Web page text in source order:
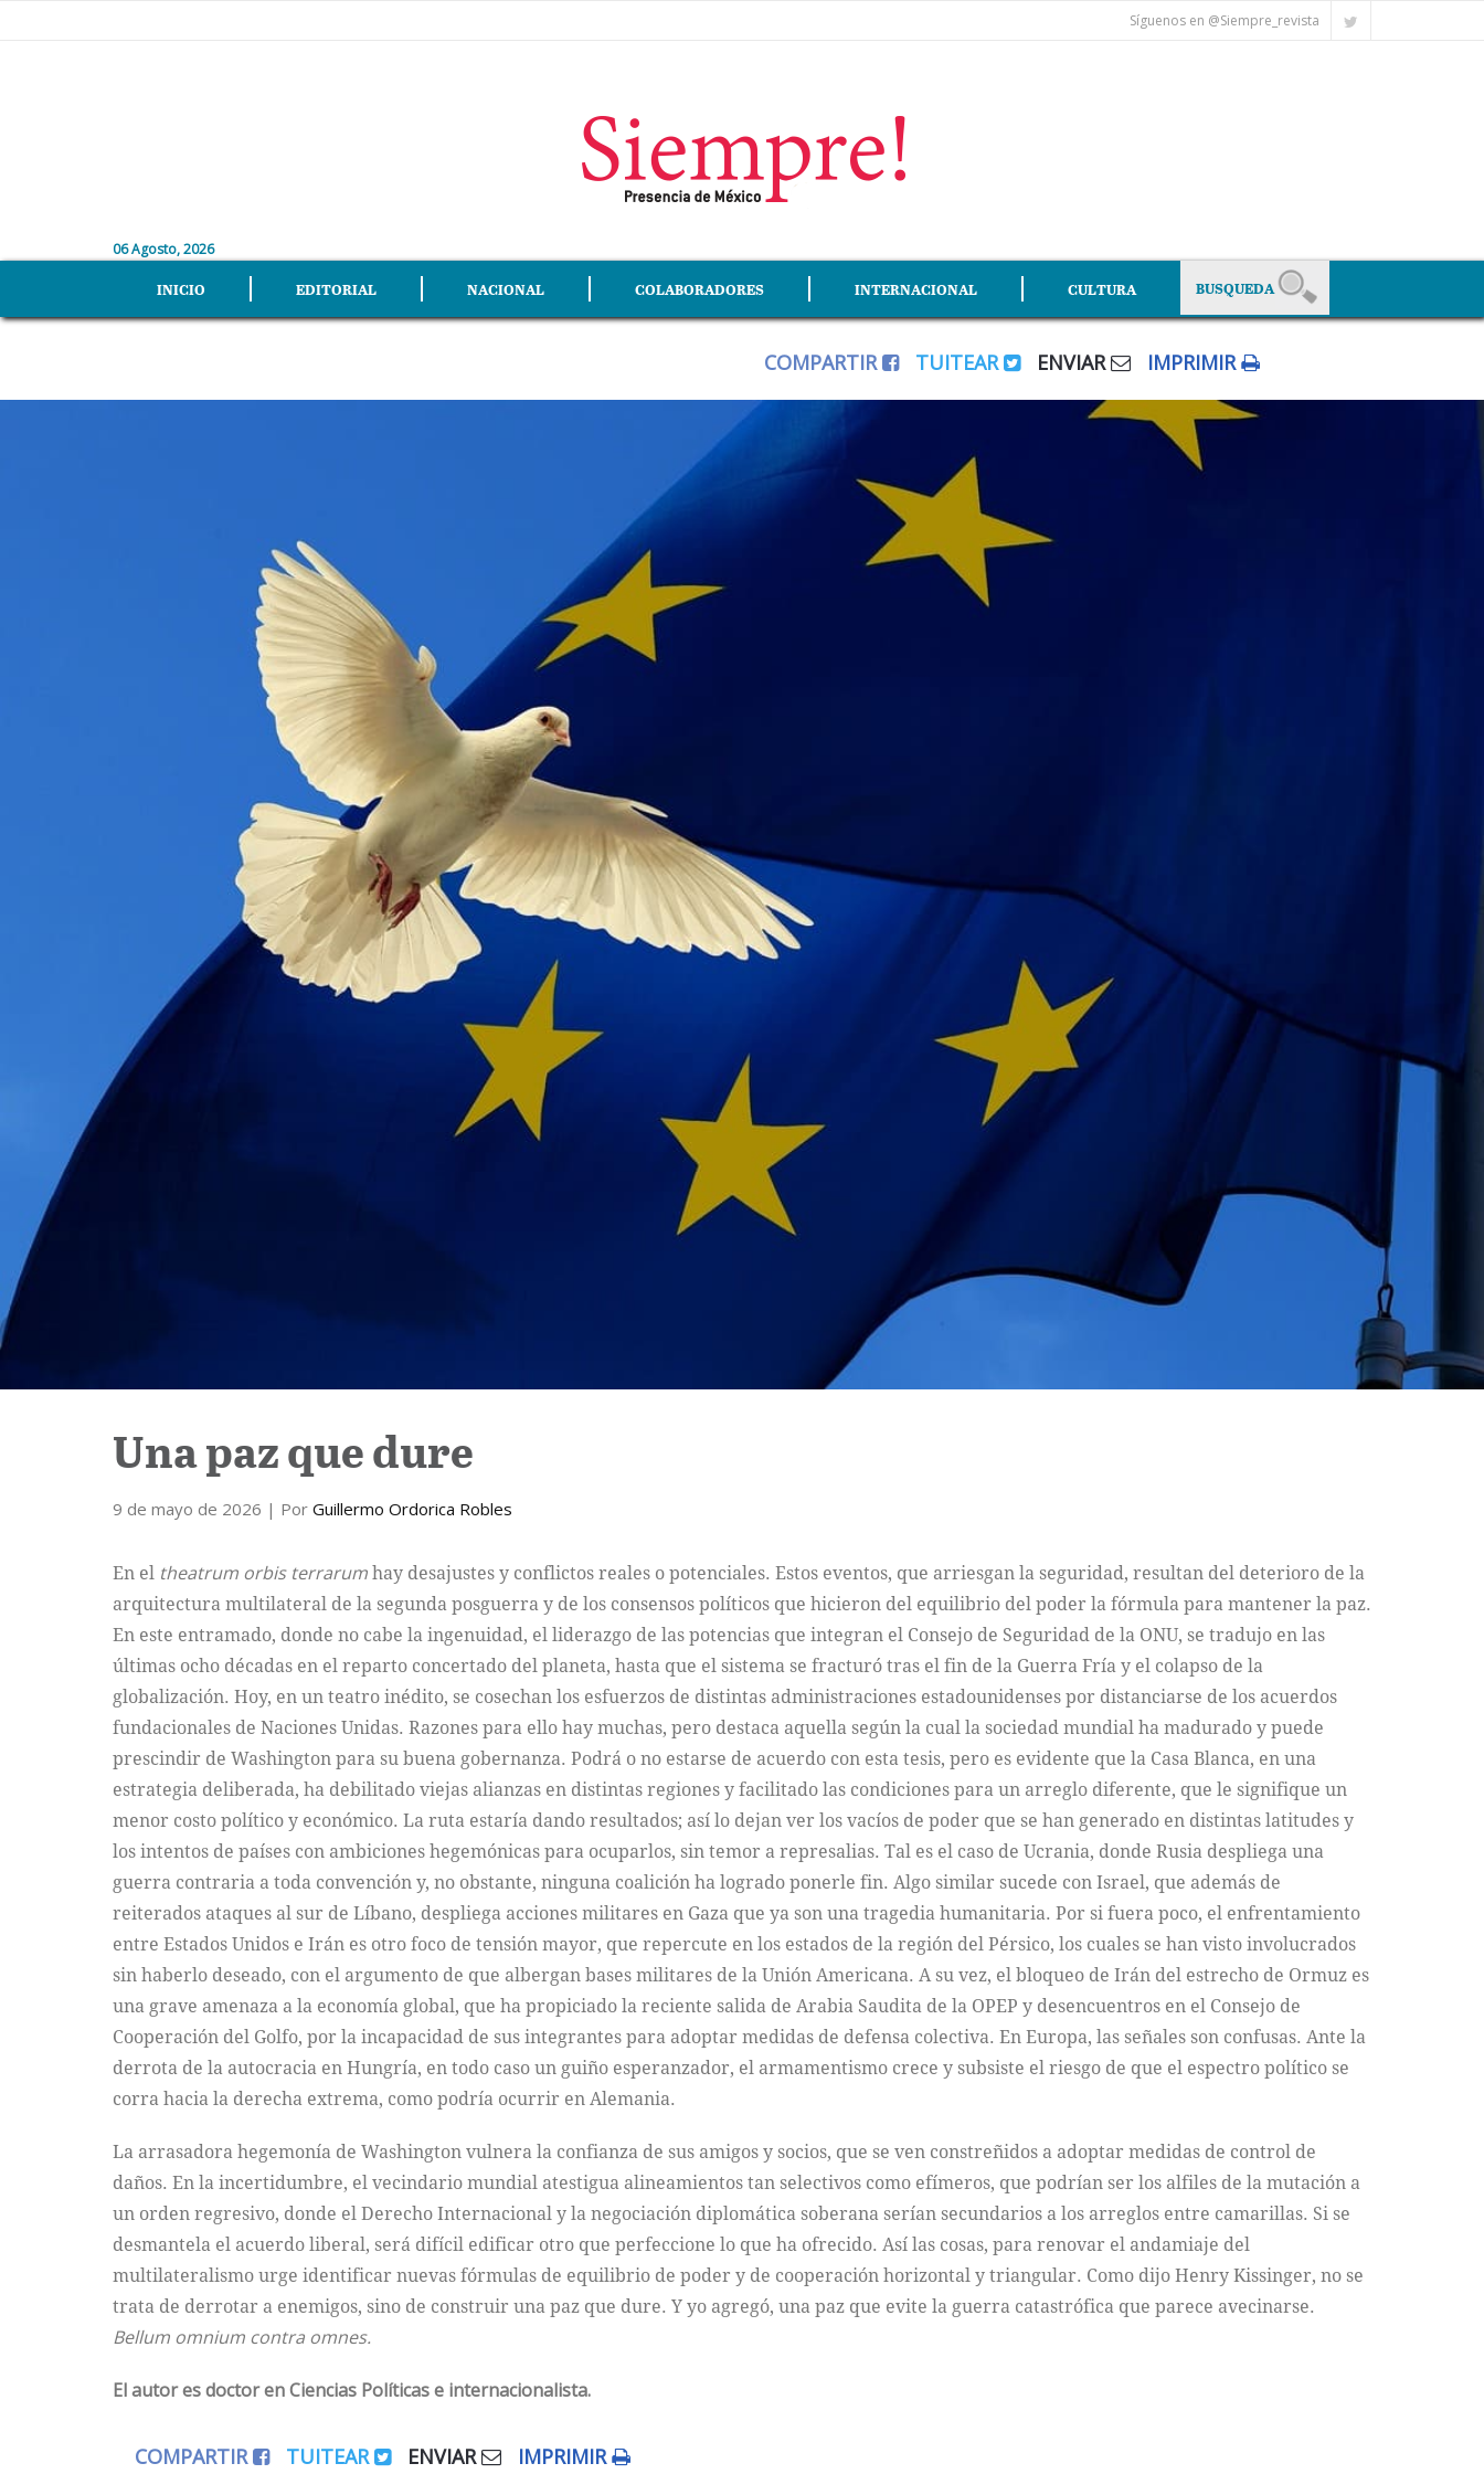
Síguenos en @Siempre_revista
06 Agosto, 2026
INICIO EDITORIAL NACIONAL COLABORADORES INTERNACIONAL CULTURA
COMPARTIR TUITEAR ENVIAR IMPRIMIR
Una paz que dure
9 de mayo de 2026 | Por Guillermo Ordorica Robles
En el theatrum orbis terrarumhay desajustes y conflictos reales o potenciales. Estos eventos, que arriesgan la seguridad, resultan del deterioro de la
arquitectura multilateral de la segunda posguerra y de los consensos políticos que hicieron del equilibrio del poder la fórmula para mantener la paz.
En este entramado, donde no cabe la ingenuidad, el liderazgo de las potencias que integran el Consejo de Seguridad de la ONU, se tradujo en las
últimas ocho décadas en el reparto concertado del planeta, hasta que el sistema se fracturó tras el fin de la Guerra Fría y el colapso de la
globalización. Hoy, en un teatro inédito, se cosechan los esfuerzos de distintas administraciones estadounidenses por distanciarse de los acuerdos
fundacionales de Naciones Unidas. Razones para ello hay muchas, pero destaca aquella según la cual la sociedad mundial ha madurado y puede
prescindir de Washington para su buena gobernanza. Podrá o no estarse de acuerdo con esta tesis, pero es evidente que la Casa Blanca, en una
estrategia deliberada, ha debilitado viejas alianzas en distintas regiones y facilitado las condiciones para un arreglo diferente, que le signifique un
menor costo político y económico. La ruta estaría dando resultados; así lo dejan ver los vacíos de poder que se han generado en distintas latitudes y
los intentos de países con ambiciones hegemónicas para ocuparlos, sin temor a represalias. Tal es el caso de Ucrania, donde Rusia despliega una
guerra contraria a toda convención y, no obstante, ninguna coalición ha logrado ponerle fin. Algo similar sucede con Israel, que además de
reiterados ataques al sur de Líbano, despliega acciones militares en Gaza que ya son una tragedia humanitaria. Por si fuera poco, el enfrentamiento
entre Estados Unidos e Irán es otro foco de tensión mayor, que repercute en los estados de la región del Pérsico, los cuales se han visto involucrados
sin haberlo deseado, con el argumento de que albergan bases militares de la Unión Americana. A su vez, el bloqueo de Irán del estrecho de Ormuz es
una grave amenaza a la economía global, que ha propiciado la reciente salida de Arabia Saudita de la OPEP y desencuentros en el Consejo de
Cooperación del Golfo, por la incapacidad de sus integrantes para adoptar medidas de defensa colectiva. En Europa, las señales son confusas. Ante la
derrota de la autocracia en Hungría, en todo caso un guiño esperanzador, el armamentismo crece y subsiste el riesgo de que el espectro político se
corra hacia la derecha extrema, como podría ocurrir en Alemania.
La arrasadora hegemonía de Washington vulnera la confianza de sus amigos y socios, que se ven constreñidos a adoptar medidas de control de
daños. En la incertidumbre, el vecindario mundial atestigua alineamientos tan selectivos como efímeros, que podrían ser los alfiles de la mutación a
un orden regresivo, donde el Derecho Internacional y la negociación diplomática soberana serían secundarios a los arreglos entre camarillas. Si se
desmantela el acuerdo liberal, será difícil edificar otro que perfeccione lo que ha ofrecido. Así las cosas, para renovar el andamiaje del
multilateralismo urge identificar nuevas fórmulas de equilibrio de poder y de cooperación horizontal y triangular. Como dijo Henry Kissinger, no se
trata de derrotar a enemigos, sino de construir una paz que dure. Y yo agregó, una paz que evite la guerra catastrófica que parece avecinarse.
Bellum omnium contra omnes.
El autor es doctor en Ciencias Políticas e internacionalista.
COMPARTIR TUITEAR ENVIAR IMPRIMIR